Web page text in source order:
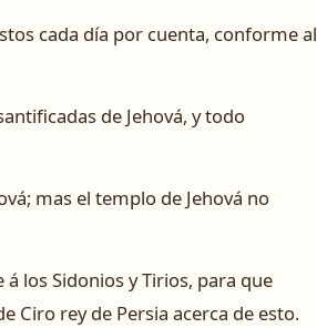
cada día por cuenta, conforme al
de Jehová, y todo
mas el templo de Jehová no
los Sidonios y Tirios, para que
Ciro rey de Persia acerca de esto.